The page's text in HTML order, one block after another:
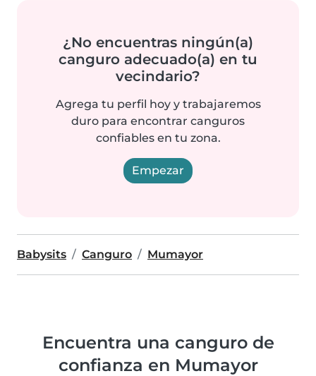
¿No encuentras ningún(a)
canguro adecuado(a) en tu
vecindario?
Agrega tu perfil hoy y trabajaremos
duro para encontrar canguros
confiables en tu zona.
Empezar
Babysits Canguro Mumayor
Encuentra una canguro de
confianza en Mumayor